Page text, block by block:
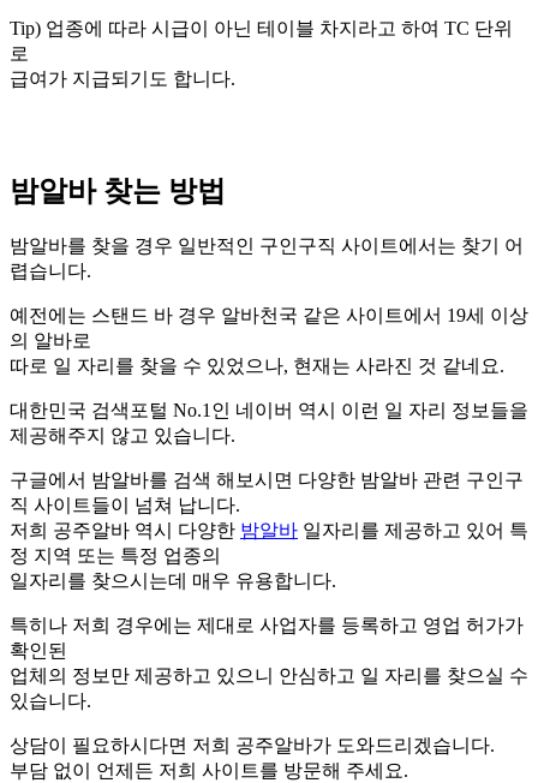
Tip) 업종에 따라 시급이 아닌 테이블 차지라고 하여 TC 단위
로
급여가 지급되기도 합니다.
밤알바 찾는 방법
밤알바를 찾을 경우 일반적인 구인구직 사이트에서는 찾기 어
렵습니다.
예전에는 스탠드 바 경우 알바천국 같은 사이트에서 19세 이상
의 알바로
따로 일 자리를 찾을 수 있었으나, 현재는 사라진 것 같네요.
대한민국 검색포털 No.1인 네이버 역시 이런 일 자리 정보들을
제공해주지 않고 있습니다.
구글에서 밤알바를 검색 해보시면 다양한 밤알바 관련 구인구
직 사이트들이 넘쳐 납니다.
저희 공주알바 역시 다양한 밤알바 일자리를 제공하고 있어 특
정 지역 또는 특정 업종의
일자리를 찾으시는데 매우 유용합니다.
특히나 저희 경우에는 제대로 사업자를 등록하고 영업 허가가
확인된
업체의 정보만 제공하고 있으니 안심하고 일 자리를 찾으실 수
있습니다.
상담이 필요하시다면 저희 공주알바가 도와드리겠습니다.
부담 없이 언제든 저희 사이트를 방문해 주세요.